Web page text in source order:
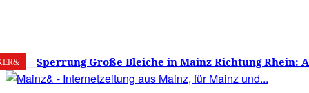
8. August 2026 30.7 Mainz
Sperrung Große Bleiche in Mainz Richtung Rhein:
verwirrt, Mainzer stinksauer – Haben die Mainzer